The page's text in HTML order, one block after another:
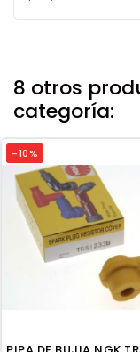
8 otros
categoría:
-10%